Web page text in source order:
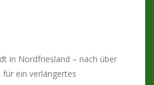
in Nordfriesland – nach über
für ein verlängertes